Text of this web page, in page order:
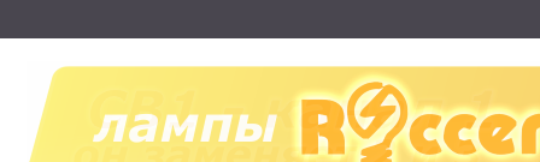
Распродажа Лампы